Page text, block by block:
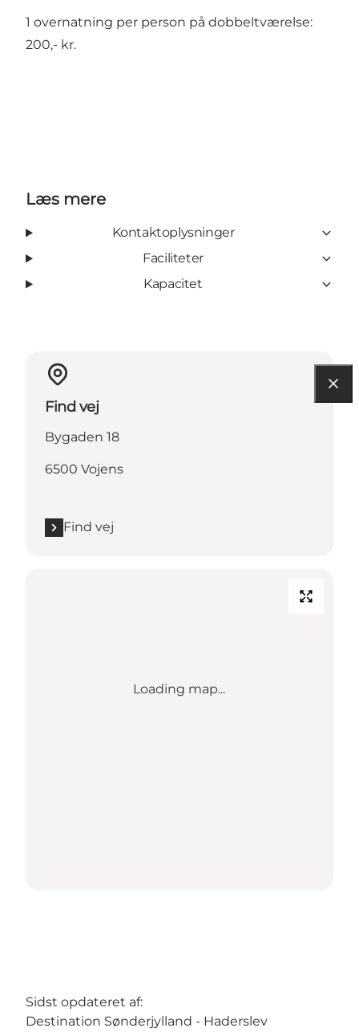
1 overnatning per person på dobbeltværelse:
200,- kr.
Læs mere
Kontaktoplysninger
Faciliteter
Kapacitet
Find vej
Bygaden 18
6500 Vojens
Find vej
Loading map...
Sidst opdateret af:
Destination Sønderjylland - Haderslev